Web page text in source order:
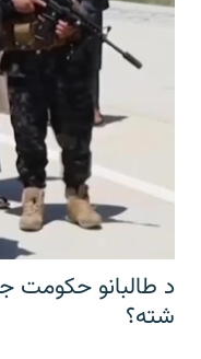
د طالبانو حکومت
شته؟